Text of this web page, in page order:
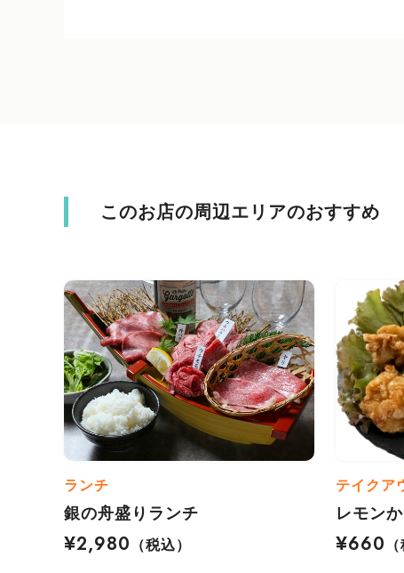
このお店の周辺エリアのおすすめ
ランチ
銀の舟盛りランチ
¥2,980
（税込）
テイクア
レモン
¥660